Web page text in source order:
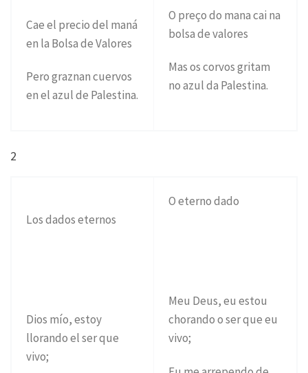
Cae el precio del maná
en la Bolsa de Valores
Pero graznan cuervos
en el azul de Palestina.
O preço do mana cai na
bolsa de valores
Mas os corvos gritam
no azul da Palestina.
2
Los dados eternos
Dios mío, estoy
llorando el ser que
vivo;
O eterno dado
Meu Deus, eu estou
chorando o ser que eu
vivo;